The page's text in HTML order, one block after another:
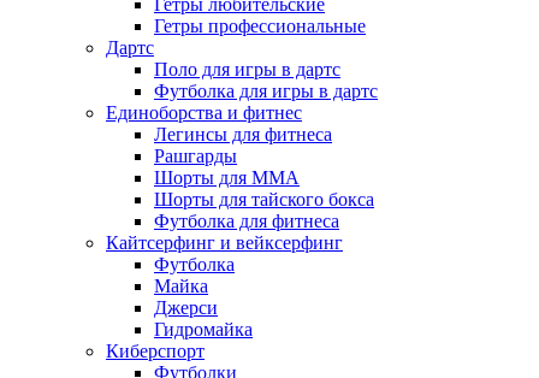
Гетры любительские
Гетры профессиональные
Дартс
Поло для игры в дартс
Футболка для игры в дартс
Единоборства и фитнес
Легинсы для фитнеса
Рашгарды
Шорты для MMA
Шорты для тайского бокса
Футболка для фитнеса
Кайтсерфинг и вейксерфинг
Футболка
Майка
Джерси
Гидромайка
Киберспорт
Футболки